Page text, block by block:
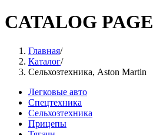
CATALOG PAGE
Главная/
Каталог/
Сельхозтехника, Aston Martin
Легковые авто
Спецтехника
Сельхозтехника
Прицепы